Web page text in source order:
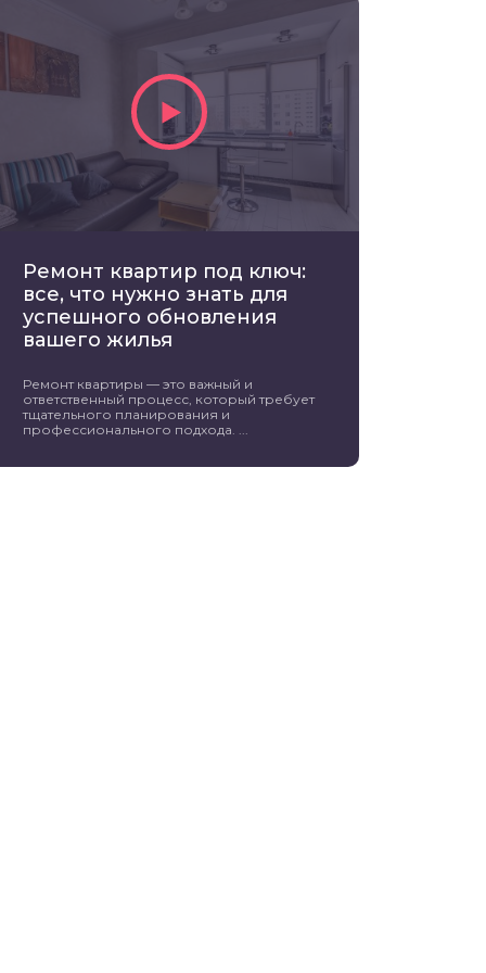
Ремонт квартир под ключ:
все, что нужно знать для
успешного обновления
вашего жилья
Ремонт квартиры — это важный и
ответственный процесс, который требует
тщательного планирования и
профессионального подхода. ...